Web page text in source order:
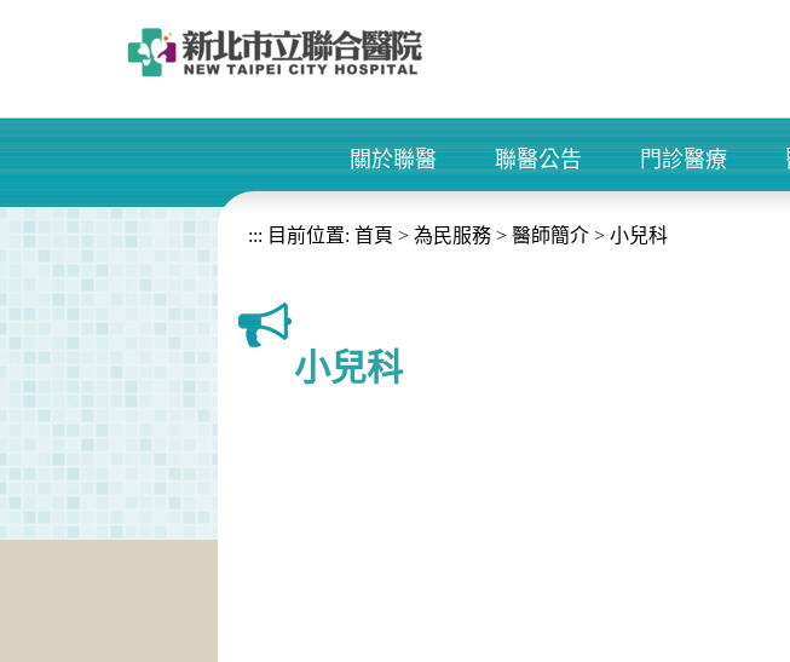
+
關於聯醫
+
聯醫公告
+
門診醫療
::: 目前位置: 首頁 > 為民服務 > 醫師簡介 > 小兒科
小兒科